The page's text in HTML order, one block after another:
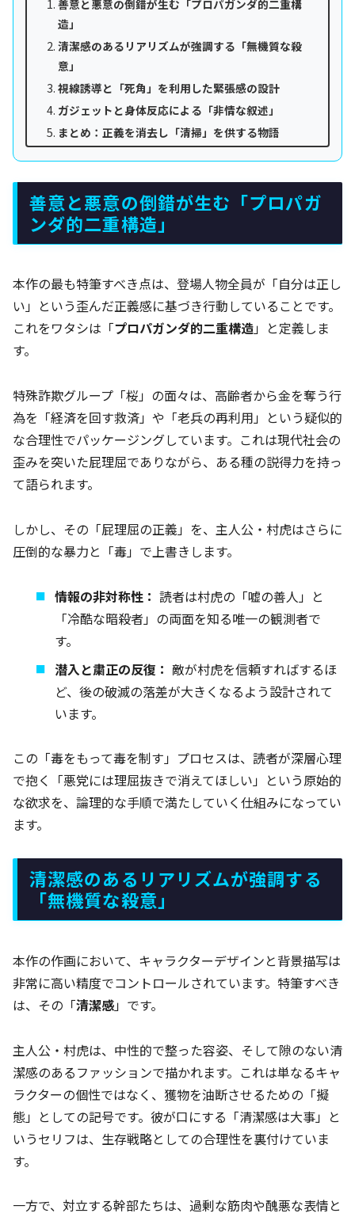
善意と悪意の倒錯が生む「プロパガンダ的二重構
造」
清潔感のあるリアリズムが強調する「無機質な殺
意」
視線誘導と「死角」を利用した緊張感の設計
ガジェットと身体反応による「非情な叙述」
まとめ：正義を消去し「清掃」を供する物語
善意と悪意の倒錯が生む「プロパガ
ンダ的二重構造」
本作の最も特筆すべき点は、登場人物全員が「自分は正し
い」という歪んだ正義感に基づき行動していることです。
これをワタシは「プロパガンダ的二重構造」と定義しま
す。
特殊詐欺グループ「桜」の面々は、高齢者から金を奪う行
為を「経済を回す救済」や「老兵の再利用」という疑似的
な合理性でパッケージングしています。これは現代社会の
歪みを突いた屁理屈でありながら、ある種の説得力を持っ
て語られます。
しかし、その「屁理屈の正義」を、主人公・村虎はさらに
圧倒的な暴力と「毒」で上書きします。
情報の非対称性： 読者は村虎の「嘘の善人」と
「冷酷な暗殺者」の両面を知る唯一の観測者で
す。
潜入と粛正の反復： 敵が村虎を信頼すればするほ
ど、後の破滅の落差が大きくなるよう設計されて
います。
この「毒をもって毒を制す」プロセスは、読者が深層心理
で抱く「悪党には理屈抜きで消えてほしい」という原始的
な欲求を、論理的な手順で満たしていく仕組みになってい
ます。
清潔感のあるリアリズムが強調する
「無機質な殺意」
本作の作画において、キャラクターデザインと背景描写は
非常に高い精度でコントロールされています。特筆すべき
は、その「清潔感」です。
主人公・村虎は、中性的で整った容姿、そして隙のない清
潔感のあるファッションで描かれます。これは単なるキャ
ラクターの個性ではなく、獲物を油断させるための「擬
態」としての記号です。彼が口にする「清潔感は大事」と
いうセリフは、生存戦略としての合理性を裏付けていま
す。
一方で、対立する幹部たちは、過剰な筋肉や醜悪な表情と